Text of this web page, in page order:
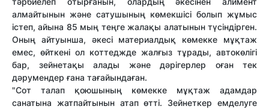
алмайтынын және сатушының көмекшісі болып жұмыс
істеп, айына 85 мың теңге жалақы алатынын түсіндірген.
Оның айтуынша, әкесі материалдық көмекке мұқтаж
емес, өйткені ол коттеджде жалғыз тұрады, автокөлігі
бар, зейнетақы алады және дәрігерлер оған тек
дәрумендер ғана тағайындаған.
"Сот талап қоюшының көмекке мұқтаж адамдар
санатына жатпайтынын атап өтті. Зейнеткер емделуге